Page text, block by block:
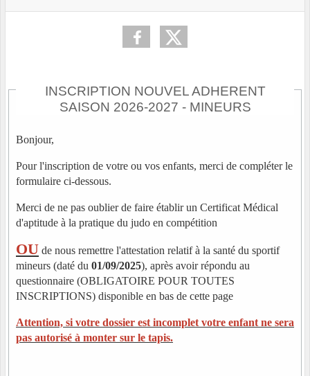
INSCRIPTION NOUVEL ADHERENT
SAISON 2026-2027 - MINEURS
Bonjour,
Pour l'inscription de votre ou vos enfants, merci de compléter le
formulaire ci-dessous.
Merci de ne pas oublier de faire établir un Certificat Médical
d'aptitude à la pratique du judo en compétition
OU de nous remettre l'attestation relatif à la santé du sportif
mineurs (daté du 01/09/2025), après avoir répondu au
questionnaire (OBLIGATOIRE POUR TOUTES
INSCRIPTIONS) disponible en bas de cette page
Attention, si votre dossier est incomplet votre enfant ne sera
pas autorisé à monter sur le tapis.